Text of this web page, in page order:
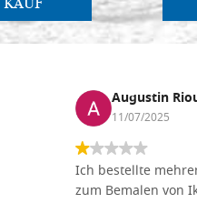
Augustin
11/07/2025
Ich bestellte
zum Bemalen von